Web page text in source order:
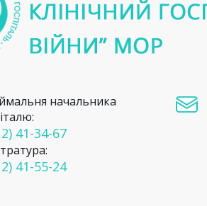
начальника
41-34-67
41-55-24